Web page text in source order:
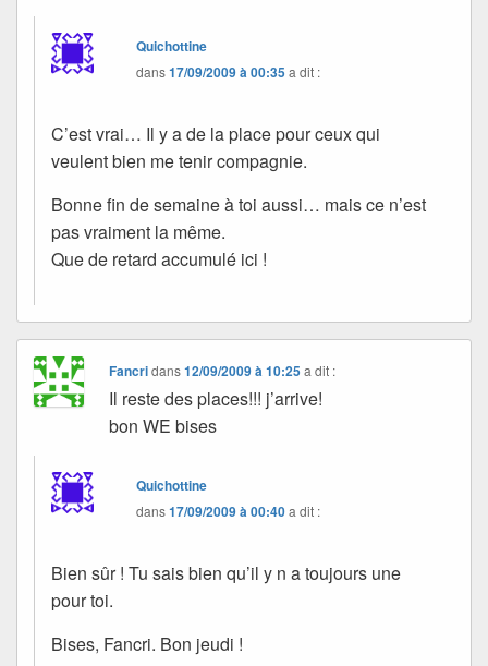
Quichottine
dans17/09/2009 à 00:35a dit :
C’est vrai… Il y a de la place pour ceux qui
veulent bien me tenir compagnie.
Bonne fin de semaine à toi aussi… mais ce n’est
pas vraiment la même.
Que de retard accumulé ici !
Fancridans12/09/2009 à 10:25 a dit :
Il reste des places!!! j’arrive!
bon WE bises
Quichottine
dans17/09/2009 à 00:40a dit :
Bien sûr ! Tu sais bien qu’il y n a toujours une
pour toi.
Bises, Fancri. Bon jeudi !